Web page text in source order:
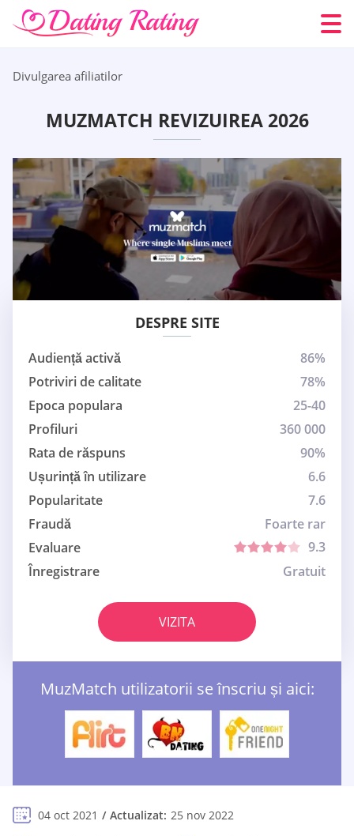
Divulgarea afiliatilor
MUZMATCH REVIZUIREA 2026
DESPRE SITE
Audiență activă
86%
Potriviri de calitate
78%
Epoca populara
25-40
Profiluri
360 000
Rata de răspuns
90%
Ușurință în utilizare
6.6
Popularitate
7.6
Fraudă
Foarte rar
Evaluare
9.3
Înregistrare
Gratuit
VIZITA
MuzMatch utilizatorii se înscriu și aici:
04 oct 2021 Actualizat: 25 nov 2022